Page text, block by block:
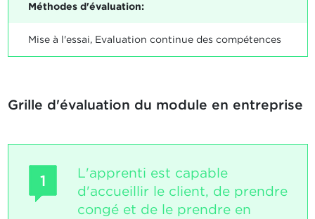
Méthodes d'évaluation:
Mise à l'essai, Evaluation continue des compétences
Grille d'évaluation du module en entreprise
1
L'apprenti est capable
d'accueillir le client, de prendre
congé et de le prendre en